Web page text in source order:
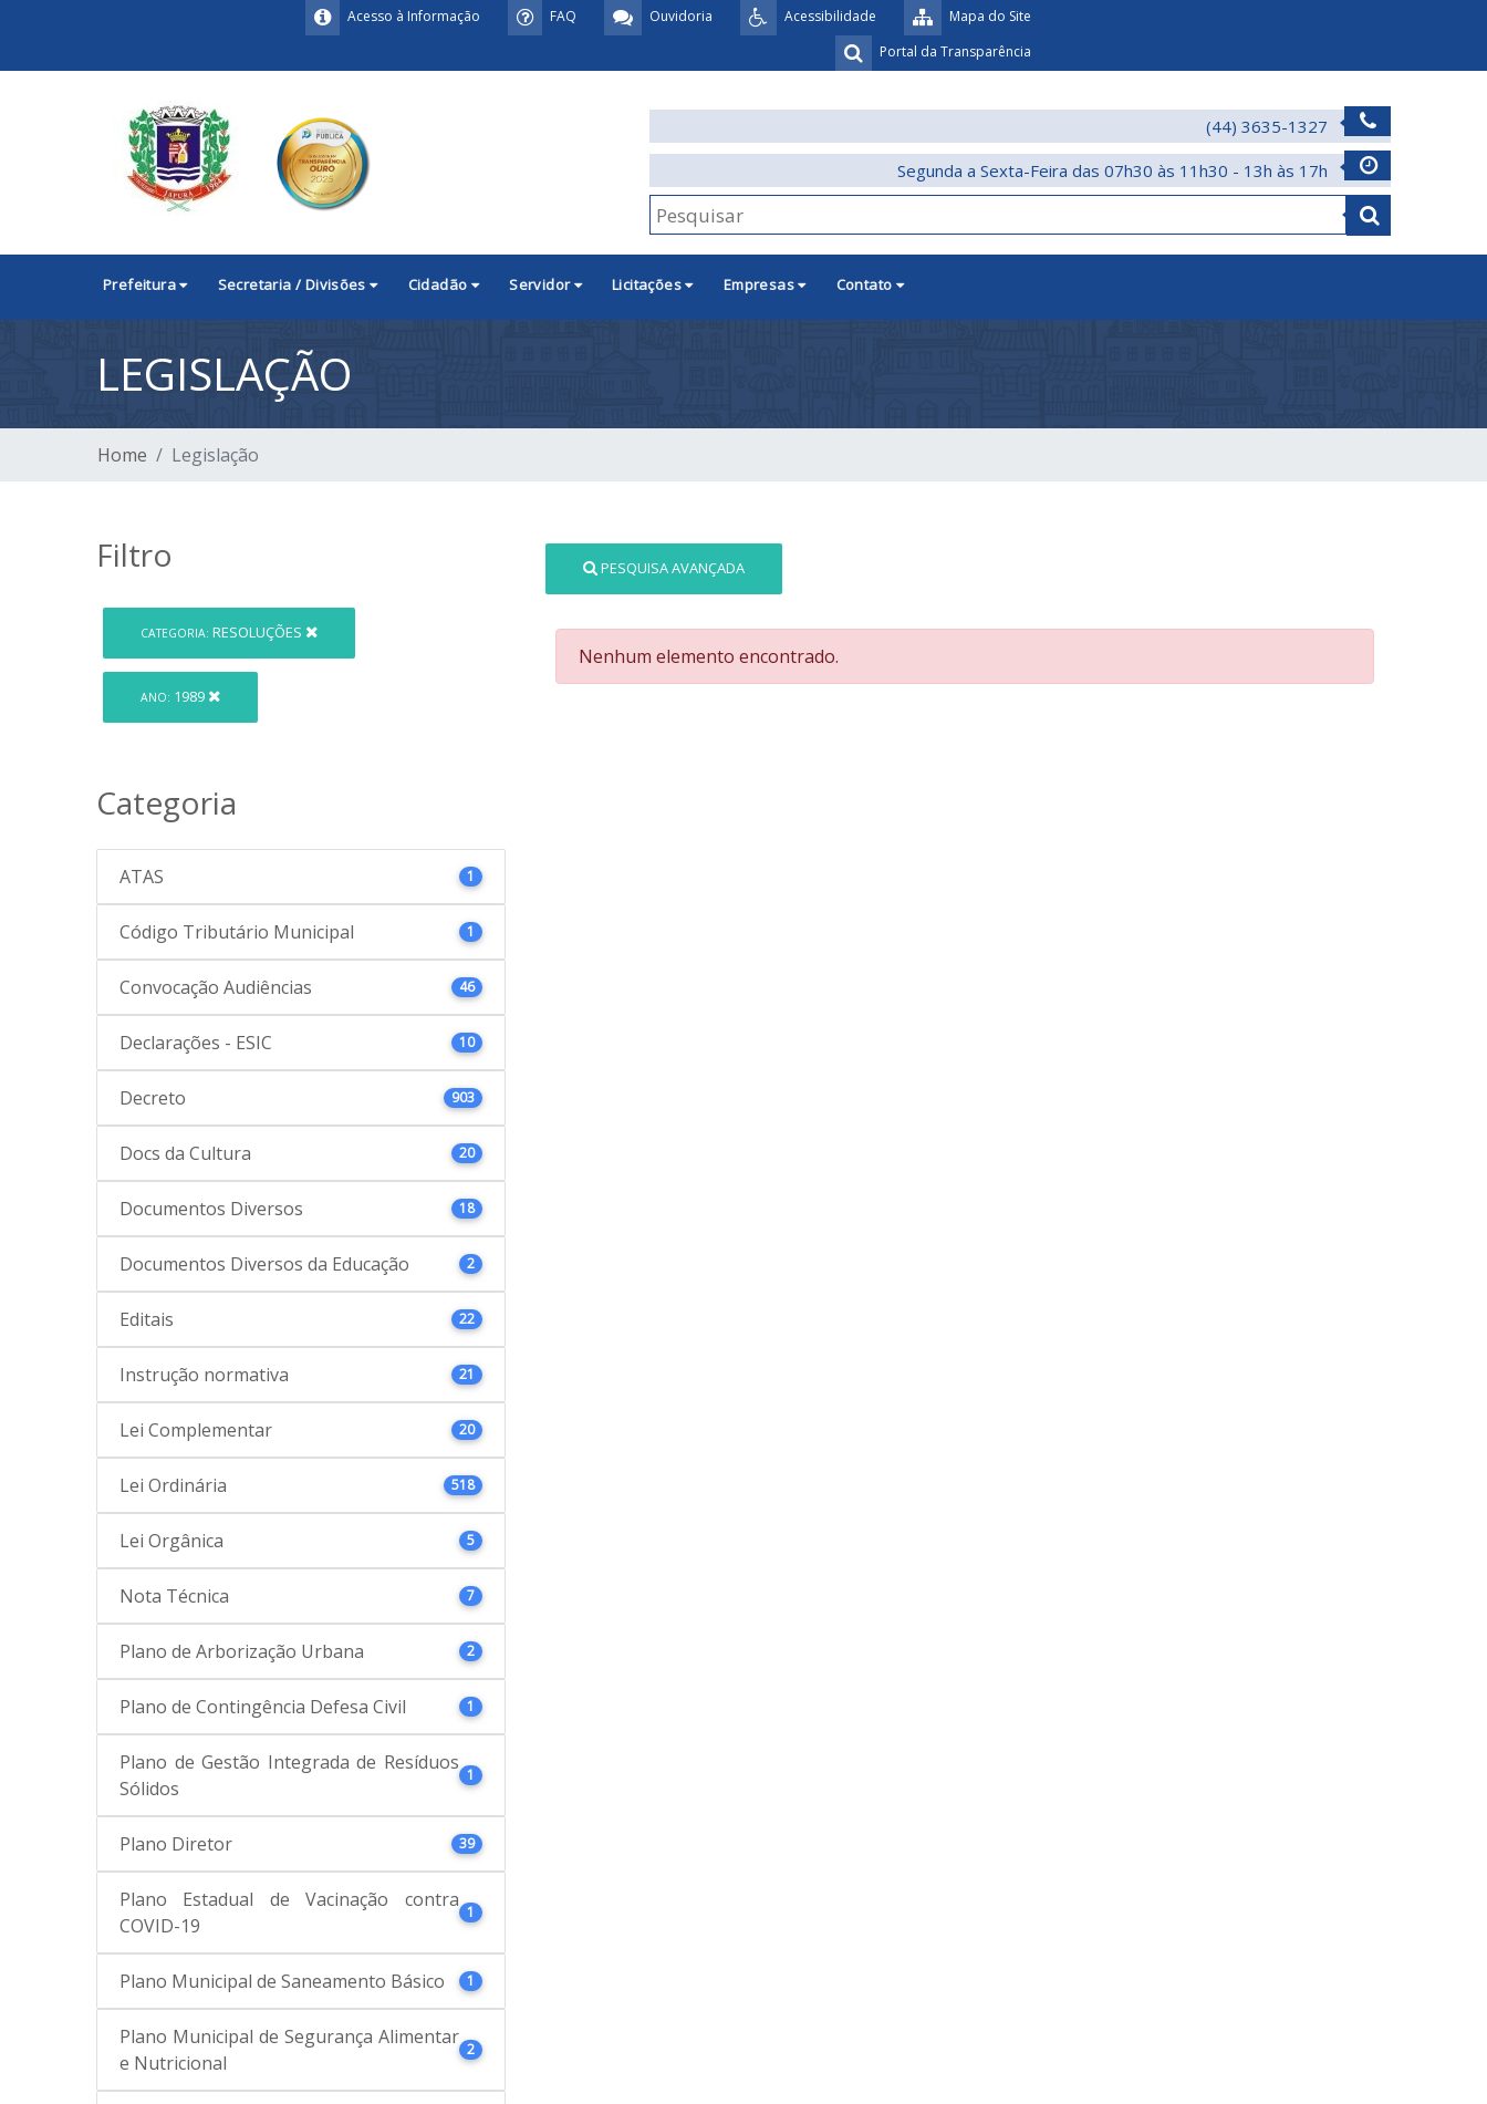
Mapa do Site
Acessibilidade
Ouvidoria
FAQ
Acesso à Informação
Portal da Transparência
(44) 3635-1327
Segunda a Sexta-Feira das 07h30 às 11h30 - 13h às 17h
Prefeitura Secretaria / Divisões Cidadão Servidor Licitações Empresas Contato
LEGISLAÇÃO
Home Legislação
Filtro
CATEGORIA: RESOLUÇÕES
ANO: 1989
Categoria
ATAS 1
Código Tributário Municipal 1
Convocação Audiências 46
Declarações - ESIC 10
Decreto 903
Docs da Cultura 20
Documentos Diversos 18
Documentos Diversos da Educação 2
Editais 22
Instrução normativa 21
Lei Complementar 20
Lei Ordinária 518
Lei Orgânica 5
Nota Técnica 7
Plano de Arborização Urbana 2
Plano de Contingência Defesa Civil 1
Plano de Gestão Integrada de Resíduos
Sólidos
1
Plano Diretor 39
Plano Estadual de Vacinação contra
COVID-19
1
Plano Municipal de Saneamento Básico 1
Plano Municipal de Segurança Alimentar
e Nutricional
2
PESQUISA AVANÇADA
Nenhum elemento encontrado.